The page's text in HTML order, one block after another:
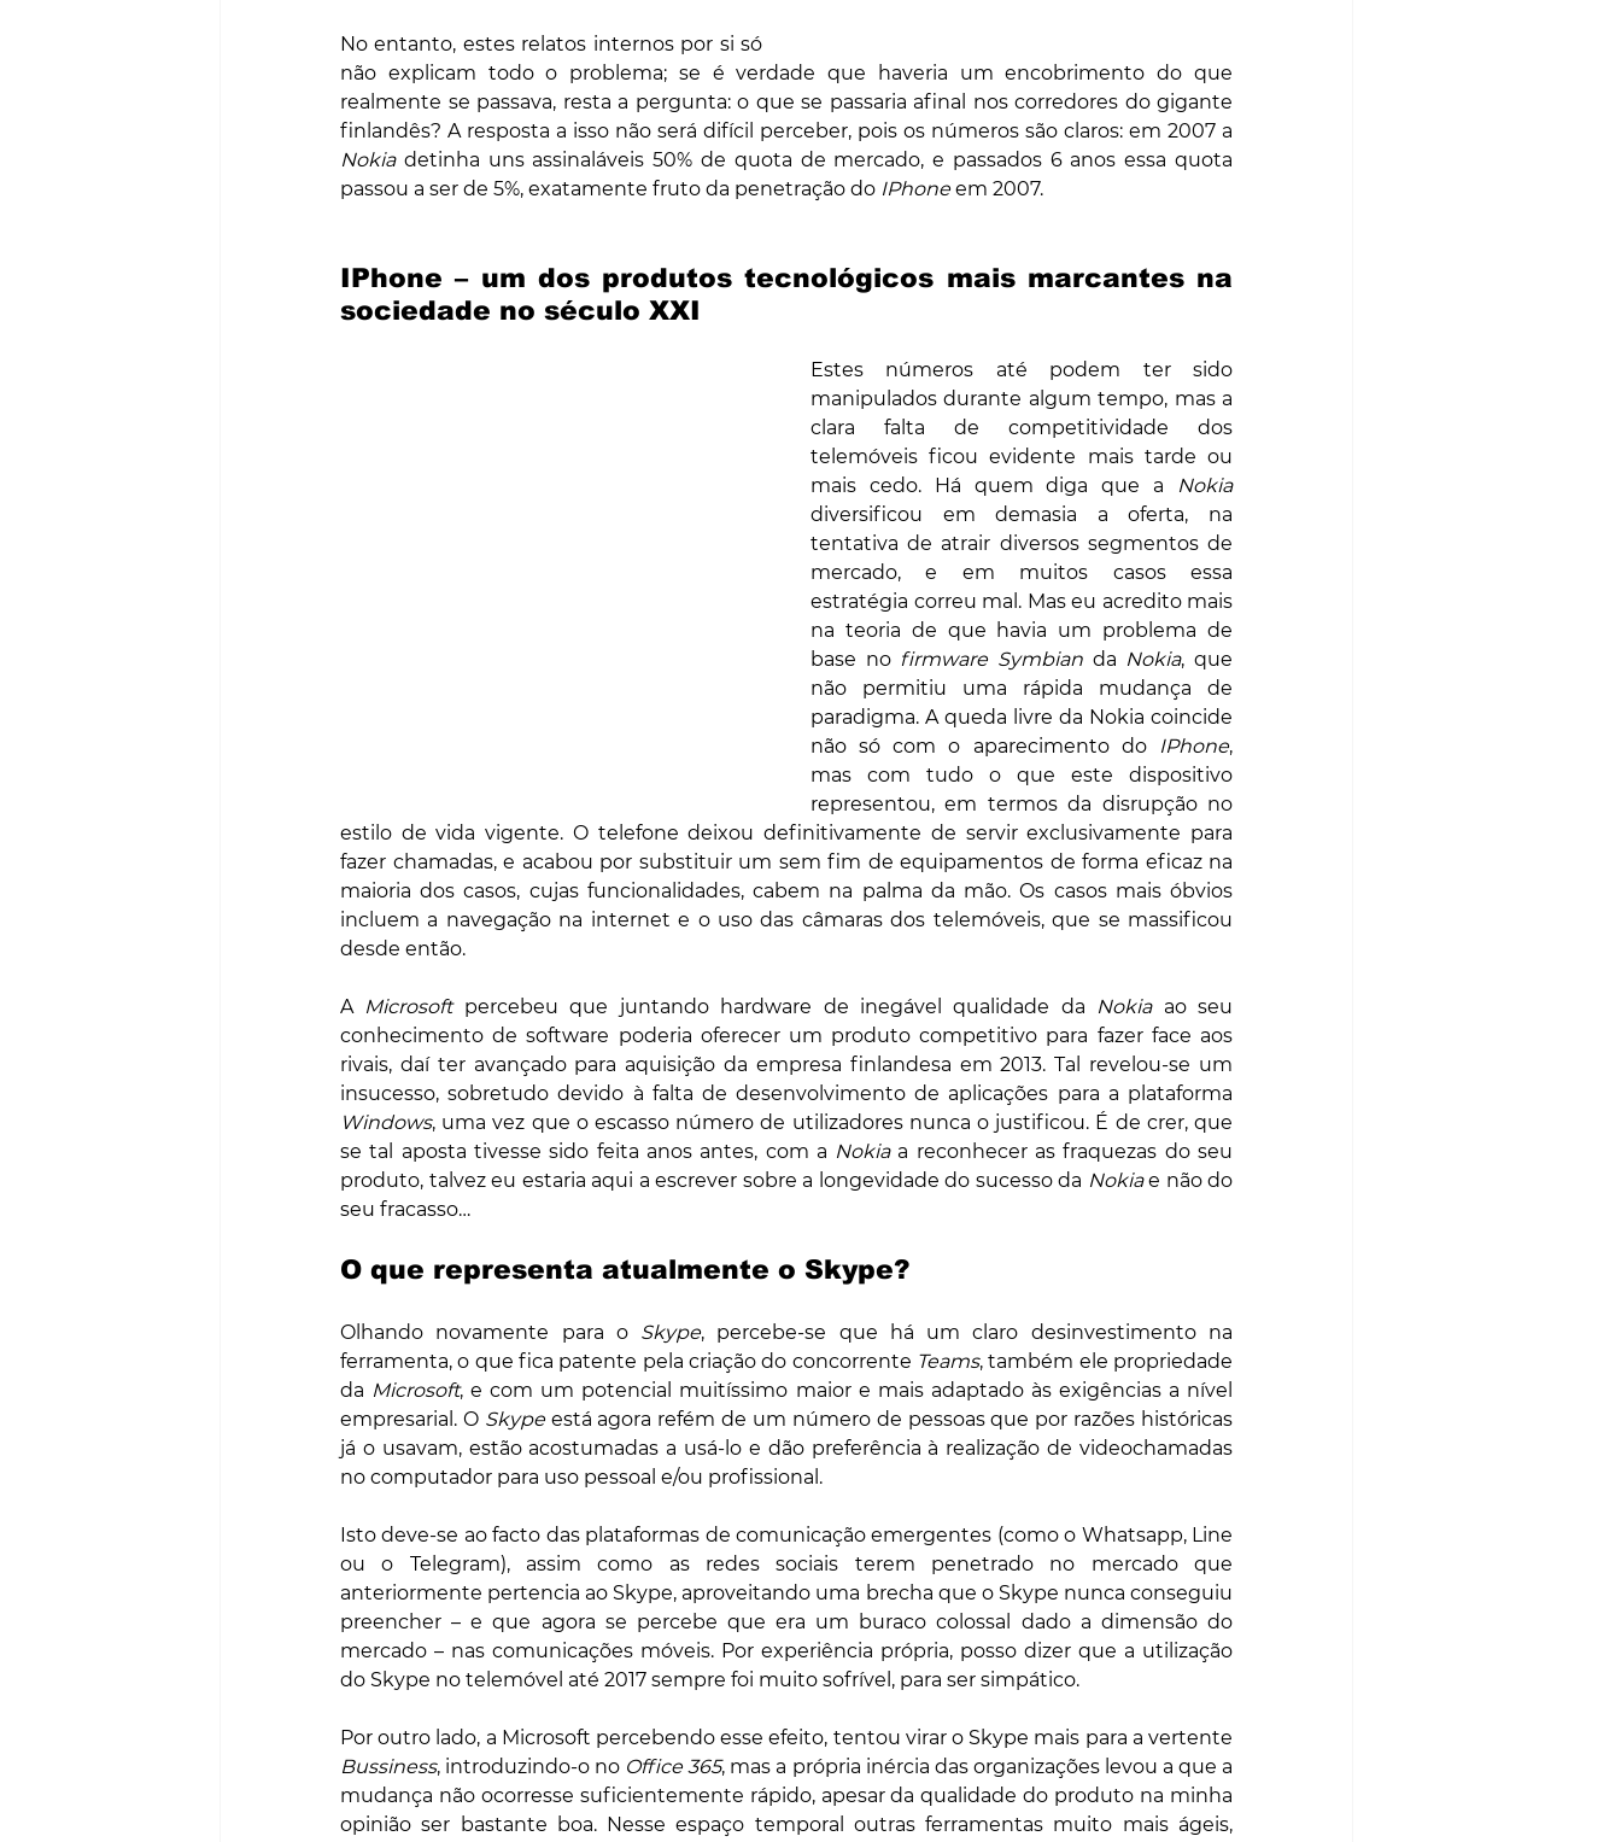
No entanto, estes relatos internos por si só
não explicam todo o problema; se é verdade que haveria um encobrimento do que
realmente se passava, resta a pergunta: o que se passaria afinal nos corredores do gigante
Nokia detinha uns assinaláveis 50% de quota de mercado, e passados 6 anos essa quota
passou a ser de 5%, exatamente fruto da penetração do IPhone em 2007.
IPhone – um dos produtos tecnológicos mais marcantes na
sociedade no século XXI
Estes números até podem ter sido
manipulados durante algum tempo, mas a
clara falta de competitividade dos
telemóveis ficou evidente mais tarde ou
mais cedo. Há quem diga que a
Nokia
diversificou em demasia a oferta, na
tentativa de atrair diversos segmentos de
mercado, e em muitos casos essa
estratégia correu mal. Mas eu acredito mais
na teoria de que havia um problema de
base no firmware Symbian da Nokia, que
não permitiu uma rápida mudança de
paradigma. A queda livre da Nokia coincide
não só com o aparecimento do
IPhone,
mas com tudo o que este dispositivo
representou, em termos da disrupção no
estilo de vida vigente. O telefone deixou definitivamente de servir exclusivamente para
fazer chamadas, e acabou por substituir um sem fim de equipamentos de forma eficaz na
maioria dos casos, cujas funcionalidades, cabem na palma da mão. Os casos mais óbvios
incluem a navegação na internet e o uso das câmaras dos telemóveis, que se massificou
desde então.
A Microsoft percebeu que juntando hardware de inegável qualidade da Nokia ao seu
conhecimento de software poderia oferecer um produto competitivo para fazer face aos
rivais, daí ter avançado para aquisição da empresa finlandesa em 2013. Tal revelou-se um
Windows, uma vez que o escasso número de utilizadores nunca o justificou. É de crer, que
se tal aposta tivesse sido feita anos antes, com a Nokia a reconhecer as fraquezas do seu
produto, talvez eu estaria aqui a escrever sobre a longevidade do sucesso da Nokia e não do
seu fracasso…
O que representa atualmente o Skype?
Olhando novamente para o Skype, percebe-se que há um claro desinvestimento na
ferramenta, o que fica patente pela criação do concorrente Teams, também ele propriedade
da Microsoft, e com um potencial muitíssimo maior e mais adaptado às exigências a nível
empresarial. O Skype está agora refém de um número de pessoas que por razões históricas
já o usavam, estão acostumadas a usá-lo e dão preferência à realização de videochamadas
no computador para uso pessoal e/ou profissional.
Isto deve-se ao facto das plataformas de comunicação emergentes (como o Whatsapp, Line
ou o Telegram), assim como as redes sociais terem penetrado no mercado que
anteriormente pertencia ao Skype, aproveitando uma brecha que o Skype nunca conseguiu
preencher – e que agora se percebe que era um buraco colossal dado a dimensão do
mercado – nas comunicações móveis. Por experiência própria, posso dizer que a utilização
do Skype no telemóvel até 2017 sempre foi muito sofrível, para ser simpático.
Bussiness, introduzindo-o no Office 365, mas a própria inércia das organizações levou a que a
mudança não ocorresse suficientemente rápido, apesar da qualidade do produto na minha
opinião ser bastante boa. Nesse espaço temporal outras ferramentas muito mais ágeis,